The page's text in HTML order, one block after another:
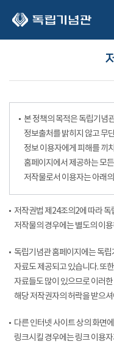
본 정책의 목적은 독립기념
정보출처를 밝히지 않고 무
정보 이용자에게 피해를 끼
홈페이지에서 제공하는 모
저작물로서 이용자는 아래
저작권법 제24조의2에 따라
저작물의 경우에는 별도의 이
독립기념관 홈페이지에는 독
자료도 제공되고 있습니다. 또
자료들도 많이 있으므로 이러
해당 저작권자의 허락을 받으
다른 인터넷 사이트 상의 화면
링크시킬 경우에는 링크 이용